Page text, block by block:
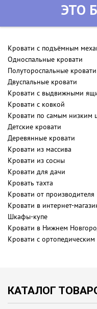
ЭТО
Кровати с подъёмным
Односпальные кровати
Полутороспальные кровати
Двуспальные кровати
Кровати с выдвижными
Кровати с ковкой
Кровати по самым низким
Детские кровати
Деревянные кровати
Кровати из массива
Кровати из сосны
Кровати для дачи
Кровать тахта
Кровати от производителя
Кровати в интернет-
Шкафы-купе
Кровати в Нижнем
Кровати с
КАТАЛОГ